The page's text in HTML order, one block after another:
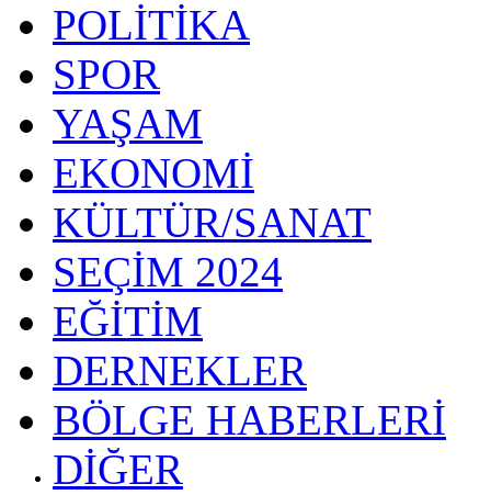
POLİTİKA
SPOR
YAŞAM
EKONOMİ
KÜLTÜR/SANAT
SEÇİM 2024
EĞİTİM
DERNEKLER
BÖLGE HABERLERİ
DİĞER